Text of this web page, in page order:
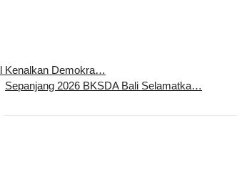
Kenalkan Demokra…
Sepanjang 2026 BKSDA Bali Selamatka…